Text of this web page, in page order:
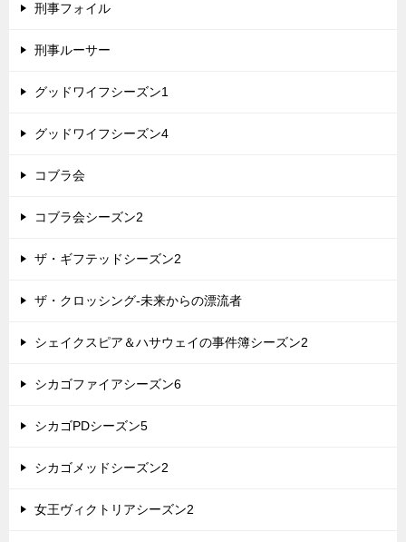
刑事フォイル
刑事ルーサー
グッドワイフシーズン1
グッドワイフシーズン4
コブラ会
コブラ会シーズン2
ザ・ギフテッドシーズン2
ザ・クロッシング-未来からの漂流者
シェイクスピア＆ハサウェイの事件簿シーズン2
シカゴファイアシーズン6
シカゴPDシーズン5
シカゴメッドシーズン2
女王ヴィクトリアシーズン2